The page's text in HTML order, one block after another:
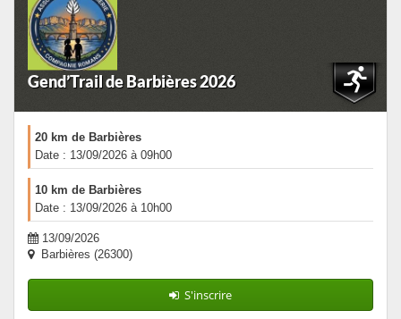
Gend’Trail de Barbières 2026
20 km de Barbières
Date : 13/09/2026 à 09h00
10 km de Barbières
Date : 13/09/2026 à 10h00
13/09/2026
Barbières (26300)
S'inscrire